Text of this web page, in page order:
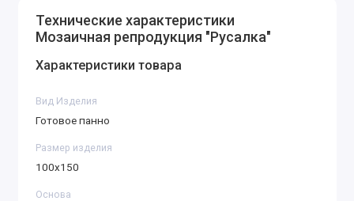
Технические характеристики
Мозаичная репродукция "Русалка"
Характеристики товара
Вид Изделия
Готовое панно
Размер изделия
100х150
Основа